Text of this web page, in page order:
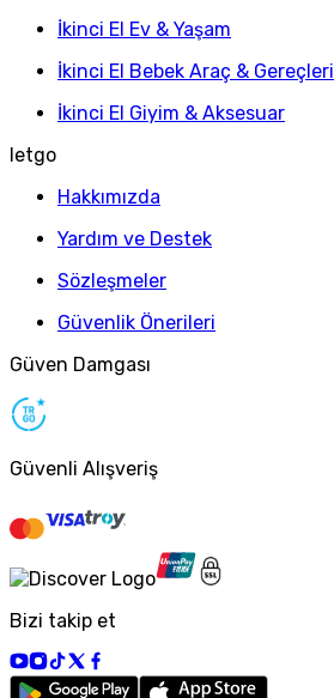
İkinci El Ev & Yaşam
İkinci El Bebek Araç & Gereçleri
İkinci El Giyim & Aksesuar
letgo
Hakkımızda
Yardım ve Destek
Sözleşmeler
Güvenlik Önerileri
Güven Damgası
Güvenli Alışveriş
Bizi takip et